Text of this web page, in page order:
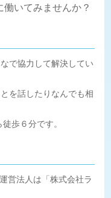
いてみませんか？
で協力して解決してい
を話したりなんでも相
歩６分です。
営法人は「株式会社ラ